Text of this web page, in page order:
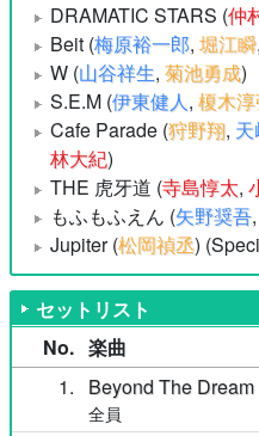
DRAMATIC STARS (仲
Beit (梅原裕一郎, 堀江瞬,
W (山谷祥生, 菊池勇成)
S.E.M (伊東健人, 榎木
Cafe Parade (狩野翔,
林大紀)
THE 虎牙道 (寺島惇太,
もふもふえん (矢野奨吾,
Jupiter (松岡禎丞)
セットリスト
No. 楽曲
1
Beyond The Dream
全員